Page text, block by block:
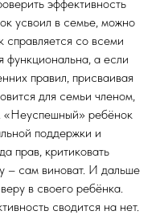
эффективность
усвоил в семье, можно
со всеми
функциональна, а если
правил, присваивая
для семьи членом,
«Неуспешный» ребёнок
поддержки и
прав, критиковать
– сам виноват. И дальше
в своего ребёнка.
сводится на нет.